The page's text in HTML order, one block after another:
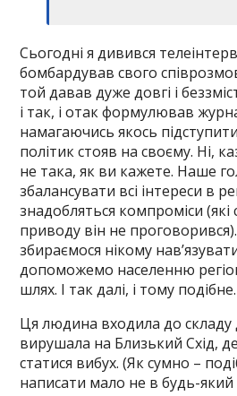
Сьогодні я дивився
бомбардував свого
той давав дуже довгі і
і так, і отак формулював
намагаючись якось
політик стояв на своєму. Ні,
не така, як ви кажете. Наше
збалансувати всі інтереси в
знадобляться компроміси (які
приводу він не
збираємося нікому
допоможемо населенню
шлях. І так далі, і тому подібне.
Ця людина входила до складу
вирушала на Близький Схід,
статися вибух. (Як сумно –
написати мало не в будь-який